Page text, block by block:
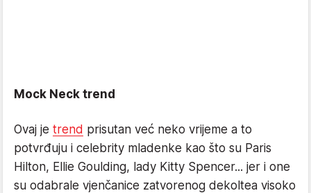
Mock Neck trend
Ovaj je trend prisutan već neko vrijeme a to
potvrđuju i celebrity mladenke kao što su Paris
Hilton, Ellie Goulding, lady Kitty Spencer... jer i one
su odabrale vjenčanice zatvorenog dekoltea visoko